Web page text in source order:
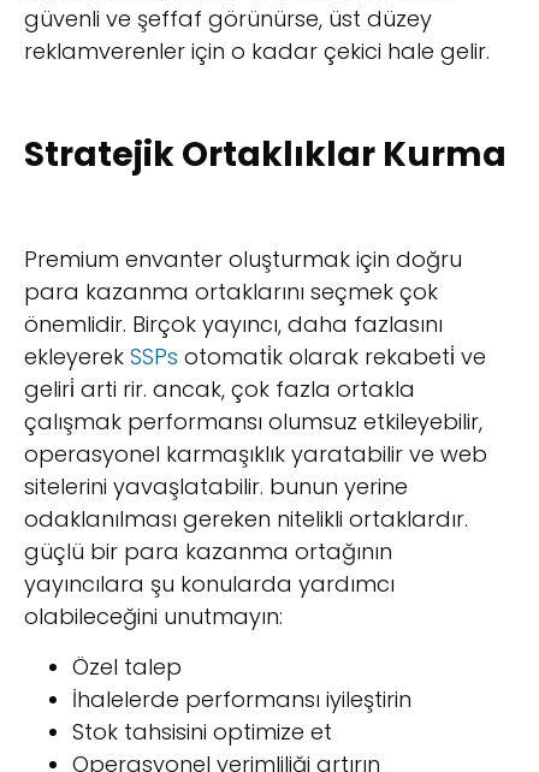
güvenli ve şeffaf görünürse, üst düzey
reklamverenler için o kadar çekici hale gelir.
Stratejik Ortaklıklar Kurma
Premium envanter oluşturmak için doğru
para kazanma ortaklarını seçmek çok
önemlidir. Birçok yayıncı, daha fazlasını
ekleyerek SSPs otomati̇k olarak rekabeti̇ ve
geliri̇ arti rir. ancak, çok fazla ortakla
çalışmak performansı olumsuz etkileyebilir,
operasyonel karmaşıklık yaratabilir ve web
sitelerini yavaşlatabilir. bunun yerine
odaklanılması gereken nitelikli ortaklardır.
güçlü bir para kazanma ortağının
yayıncılara şu konularda yardımcı
olabileceğini unutmayın:
Özel talep
İhalelerde performansı iyileştirin
Stok tahsisini optimize et
Operasyonel verimliliği artırın